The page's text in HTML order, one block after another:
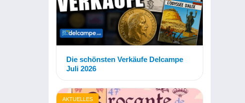
Die schönsten Verkäufe Delcampe
Juli 2026
AKTUELLES